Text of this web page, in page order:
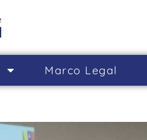
Marco Legal